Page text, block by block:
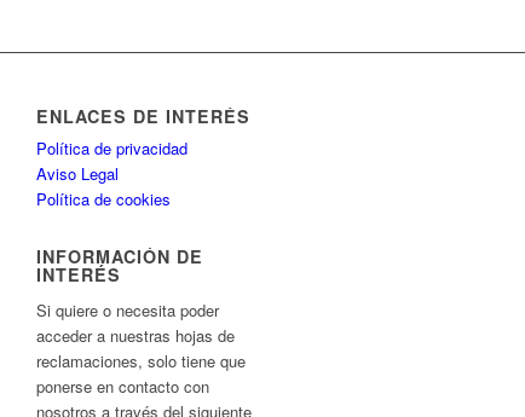
ENLACES DE INTERÉS
Política de privacidad
Aviso Legal
Política de cookies
INFORMACIÓN DE
INTERÉS
Si quiere o necesita poder
acceder a nuestras hojas de
reclamaciones, solo tiene que
ponerse en contacto con
nosotros a través del siguiente